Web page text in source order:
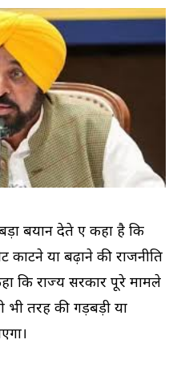
बयान देते हुए कहा है कि
काटने या बढ़ाने की राजनीति
कि राज्य सरकार पूरे मामले
भी तरह की गड़बड़ी या